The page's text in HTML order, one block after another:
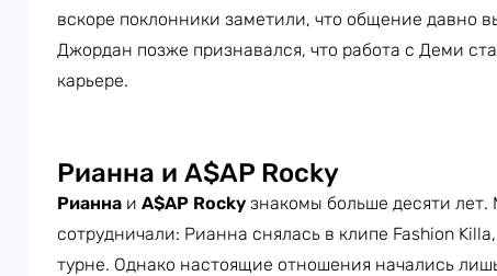
вскоре поклонники заметили, что общение давно
Джордан позже признавался, что работа с Деми
карьере.
Рианна и A$AP Rocky
Рианна и A$AP Rocky знакомы больше десяти
сотрудничали: Рианна снялась в клипе Fashion
турне. Однако настоящие отношения начались